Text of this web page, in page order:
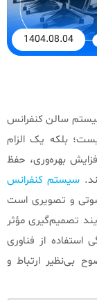
1404.08.04
سالن کنفرانس
بلکه یک الزام
بهره‌وری، حفظ
سیستم کنفرانس
و تصویری است
تصمیم‌گیری مؤثر
از فناوری
بی‌نظیر ارتباط و